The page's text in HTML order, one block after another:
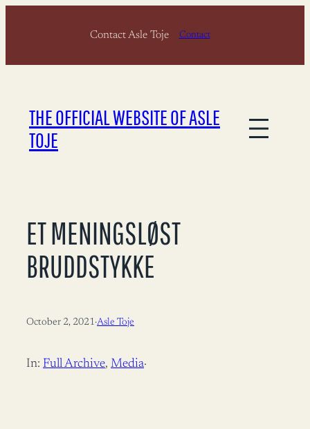
Contact Asle Toje Contact
THE OFFICIAL WEBSITE OF ASLE
TOJE
ET MENINGSLØST
BRUDDSTYKKE
October 2, 2021·Asle Toje
In: Full Archive, Media·